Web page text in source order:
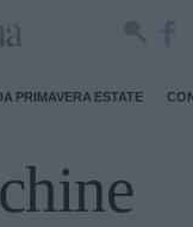
PRIMAVERA ESTATE